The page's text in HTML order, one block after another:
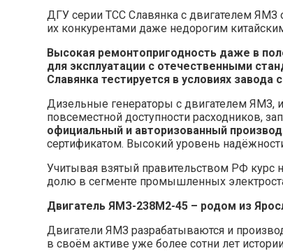
ДГУ серии ТСС Славянка с двигателем ЯМЗ
их конкурентами даже недорогим
Высокая ремонтопригодность даже в
для эксплуатации с отечественными
Славянка тестируется в условиях
Дизельные генераторы с двигателем ЯМЗ,
повсеместной доступности расходников,
официальный и авторизованный
сертификатом. Высокий уровень
Учитывая взятый правительством РФ
долю в сегменте промышленных
Двигатель ЯМЗ-238М2-45 – родом из
Двигатели ЯМЗ разрабатываются и
в своём активе уже более сотни лет